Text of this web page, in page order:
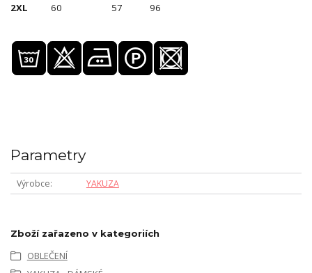
2XL
60 57 96
Parametry
Výrobce YAKUZA
Zboží zařazeno v kategoriích
OBLEČENÍ